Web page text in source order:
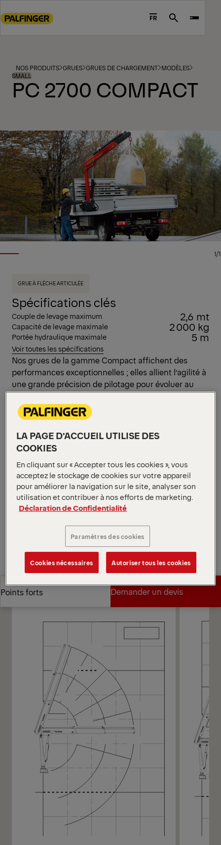
to
footer
content
FR Search
NOS PRODUITS GRUES GRUES DE CHARGEMENT MODÈLES
SMALL
PC 2700 COMPACT
1/1
GRUE À FLÈCHE ARTICULÉE
Spécifications clés
Couple de levage maximum 2,6 mt
Capacité de levage maximale 2 000 kg
Portée hydraulique maximale 5 m
Voir toutes les spécifications
Nos grues de la gamme Compact affichent des
performances exceptionnelles ; elles allient l’agilité à
une grande précision de pilotage pour évoluer au
sein de zones exiguës. La performante P 2700
affiche une architecture robuste destinée à
préserver les organes essentiels ; elle garantit ainsi
une fiabilité et une longévité accrues. Les soupapes
de limitation de charge empêchent une chute
brutale de la charge ; ce dispositif s’avère précieux
pour les travaux d'entretien et d'installation de
précision.
Ouvrir les diagrammes
Demander un devis
Demander un devis
Trouver un partenaire commercial
Trouver un partenaire commercial
Points forts
Demander un devis
Demander un devis
Diagrammes
LA PAGE D’ACCUEIL UTILISE DES
COOKIES
En cliquant sur « Accepter tous les cookies », vous
acceptez le stockage de cookies sur votre appareil
pour améliorer la navigation sur le site, analyser son
utilisation et contribuer à nos efforts de marketing.
Déclaration de Confidentialité
Paramètres des cookies
Cookies nécessaires Autoriser tous les cookies